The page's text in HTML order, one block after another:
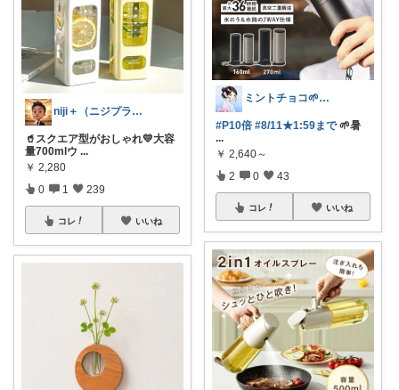
niji＋（ニジプラス）感謝しています
🥤スクエア型がおしゃれ💛大容
量700mlウ ...
￥ 2,280
0 1 239
コレ いいね
ミントチョコ🌱いつもありがとう
#P10倍 #8/11★1:59まで🌱暑
...
￥ 2,640～
2 0 43
コレ いいね